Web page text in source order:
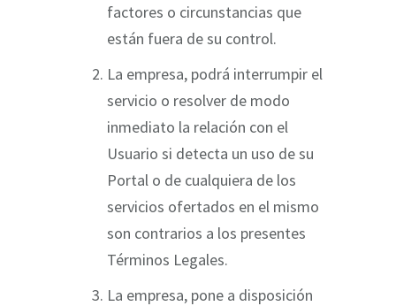
factores o circunstancias que
están fuera de su control.
La empresa, podrá interrumpir el
servicio o resolver de modo
inmediato la relación con el
Usuario si detecta un uso de su
Portal o de cualquiera de los
servicios ofertados en el mismo
son contrarios a los presentes
Términos Legales.
La empresa, pone a disposición